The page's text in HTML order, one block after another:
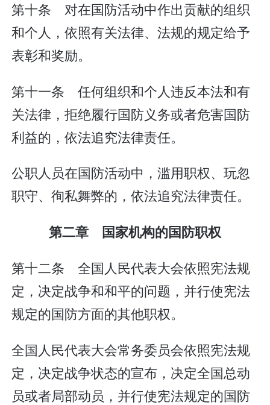
第十条 对在国防活动中作出贡献的组织
和个人，依照有关法律、法规的规定给予
表彰和奖励。
第十一条 任何组织和个人违反本法和有
关法律，拒绝履行国防义务或者危害国防
利益的，依法追究法律责任。
公职人员在国防活动中，滥用职权、玩忽
职守、徇私舞弊的，依法追究法律责任。
第二章 国家机构的国防职权
第十二条 全国人民代表大会依照宪法规
定，决定战争和和平的问题，并行使宪法
规定的国防方面的其他职权。
全国人民代表大会常务委员会依照宪法规
定，决定战争状态的宣布，决定全国总动
员或者局部动员，并行使宪法规定的国防